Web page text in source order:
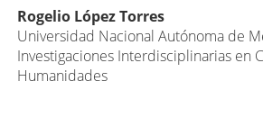
Rogelio López Torres
Universidad Nacional Autónoma de
Investigaciones Interdisciplinarias en
Humanidades